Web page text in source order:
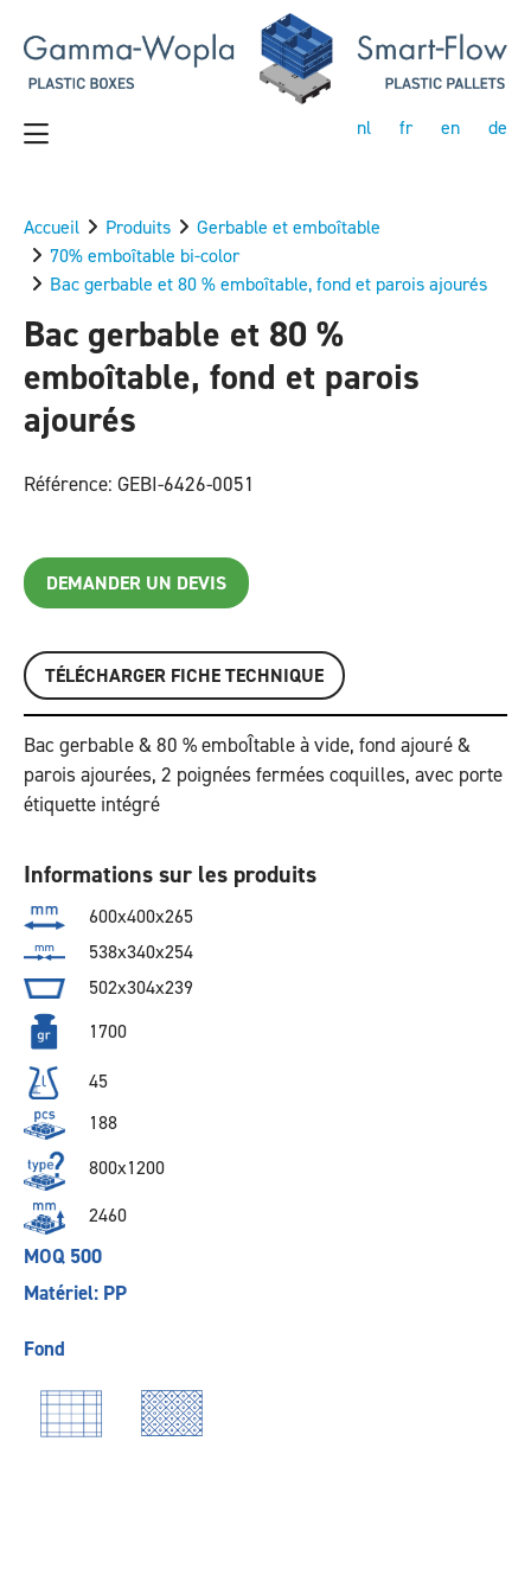
nl fr en de
Accueil Produits
Gerbable et emboîtable
70% emboîtable bi-color
Bac gerbable et 80 % emboîtable, fond et parois ajourés
Bac gerbable et 80 %
emboîtable, fond et parois
ajourés
Référence: GEBI-6426-0051
DEMANDER UN DEVIS
TÉLÉCHARGER FICHE TECHNIQUE
Bac gerbable & 80 % emboÎtable à vide, fond ajouré &
parois ajourées, 2 poignées fermées coquilles, avec porte
étiquette intégré
Informations sur les produits
600x400x265
538x340x254
502x304x239
1700
45
188
800x1200
2460
MOQ 500
Matériel: PP
Fond